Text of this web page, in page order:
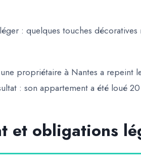
: quelques touches
une propriétaire à Nantes a repeint
: son appartement a été loué
et obligations